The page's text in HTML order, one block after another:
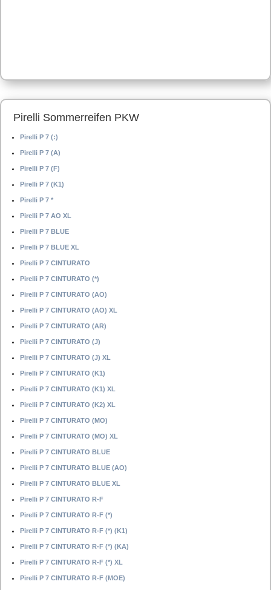
Pirelli Sommerreifen PKW
Pirelli P 7 (:)
Pirelli P 7 (A)
Pirelli P 7 (F)
Pirelli P 7 (K1)
Pirelli P 7 *
Pirelli P 7 AO XL
Pirelli P 7 BLUE
Pirelli P 7 BLUE XL
Pirelli P 7 CINTURATO
Pirelli P 7 CINTURATO (*)
Pirelli P 7 CINTURATO (AO)
Pirelli P 7 CINTURATO (AO) XL
Pirelli P 7 CINTURATO (AR)
Pirelli P 7 CINTURATO (J)
Pirelli P 7 CINTURATO (J) XL
Pirelli P 7 CINTURATO (K1)
Pirelli P 7 CINTURATO (K1) XL
Pirelli P 7 CINTURATO (K2) XL
Pirelli P 7 CINTURATO (MO)
Pirelli P 7 CINTURATO (MO) XL
Pirelli P 7 CINTURATO BLUE
Pirelli P 7 CINTURATO BLUE (AO)
Pirelli P 7 CINTURATO BLUE XL
Pirelli P 7 CINTURATO R-F
Pirelli P 7 CINTURATO R-F (*)
Pirelli P 7 CINTURATO R-F (*) (K1)
Pirelli P 7 CINTURATO R-F (*) (KA)
Pirelli P 7 CINTURATO R-F (*) XL
Pirelli P 7 CINTURATO R-F (MOE)